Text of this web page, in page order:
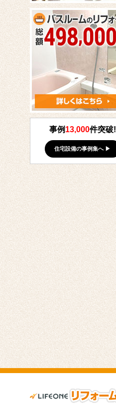
事例 13,000件突破!
住宅設備の事例集へ ▶